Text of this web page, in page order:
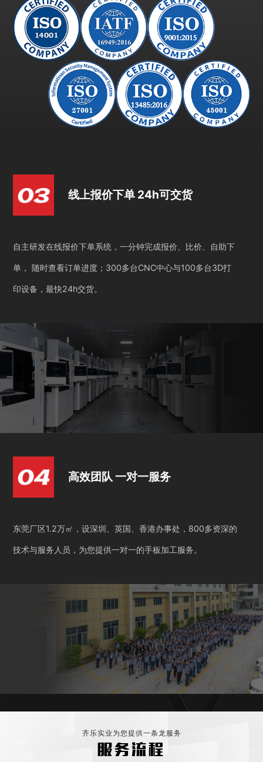
线上报价下单 24h可交货
自主研发在线报价下单系统，一分钟完成报价、比价、自助下
单， 随时查看订单进度；300多台CNC中心与100多台3D打
印设备，最快24h交货。
高效团队 一对一服务
东莞厂区1.2万㎡，设深圳、英国、香港办事处，800多资深的
技术与服务人员，为您提供一对一的手板加工服务。
齐乐实业为您提供一条龙服务
服务流程